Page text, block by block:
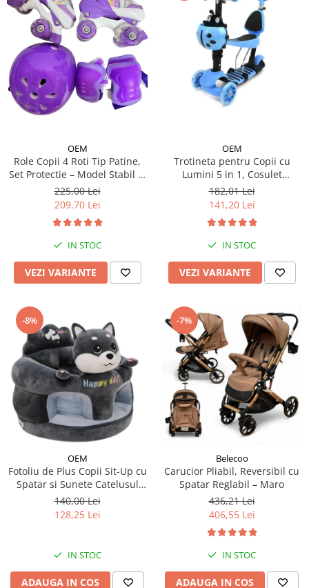
OEM
Role Copii 4 Roti Tip Patine,
Set Protectie – Model Stabil si
Reglabil - Mov
225,00 Lei
209,70 Lei
IN STOC
VEZI VARIANTE
OEM
Trotineta pentru Copii cu
Lumini 5 in 1, Cosulet
Buburuza, Maner de Impins
fara Pedale
182,01 Lei
141,20 Lei
IN STOC
VEZI VARIANTE
-8%
OEM
Fotoliu de Plus Copii Sit-Up cu
Spatar si Sunete Catelusul
Woofy
140,00 Lei
128,25 Lei
IN STOC
ADAUGA IN COS
-7%
Belecoo
Carucior Pliabil, Reversibil cu
Spatar Reglabil – Maro
436,21 Lei
406,55 Lei
IN STOC
ADAUGA IN COS